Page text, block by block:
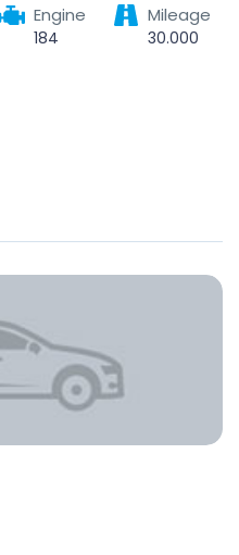
Engine
184
Mileage
30.000